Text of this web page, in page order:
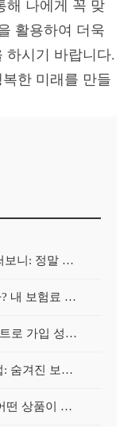
해 나에게 꼭 맞
활용하여 더욱
하시기 바랍니다.
한 미래를 만들
내 돈 주고 실비보험비교사이트 써보니: 정말 보험료가 싸졌을까?
실비보험비교사이트, 왜 필수일까? 내 보험료 줄이는 확실한 방법
유병자도 OK! 실비보험 비교사이트로 가입 성공률 높이는 특별 노하우
실비보험비교사이트 200% 활용법: 숨겨진 보험료 절약 꿀팁 대방출!
2026년 실비보험, 비교사이트로 어떤 상품이 좋을까? 현명한 선택 가이드